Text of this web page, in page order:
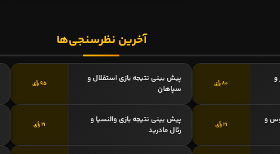
آخرین نظرسنجی‌ها
و
80 رأی
پیش بینی نتیجه بازی استقلال و
سپاهان
95 رأی
و
21 رأی
پیش بینی نتیجه بازی والنسیا و
رئال مادرید
21 رأی